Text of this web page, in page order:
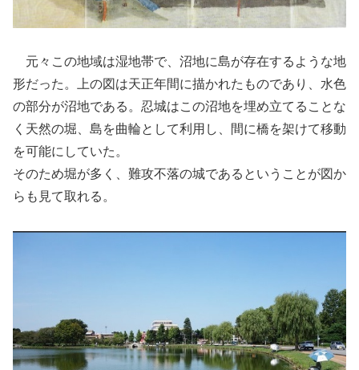
元々この地域は湿地帯で、沼地に島が存在するような地
形だった。上の図は天正年間に描かれたものであり、水色
の部分が沼地である。忍城はこの沼地を埋め立てることな
く天然の堀、島を曲輪として利用し、間に橋を架けて移動
を可能にしていた。
そのため堀が多く、難攻不落の城であるということが図か
らも見て取れる。